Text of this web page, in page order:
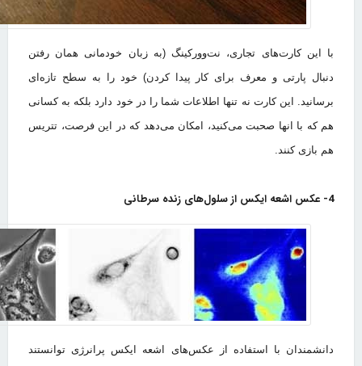
با این کارت‌های تجاری، نت‌وورکینگ (به زبان خودمانی همان رفتن
دنبال پارتی و معرف برای کار پیدا کردن) خود را به سطح تازه‌ای
برسانید. این کارت نه تنها اطلاعات شما را در خود دارد بلکه به کسانی
هم که با انها صحبت می‌کنید، امکان می‌دهد که در این فرصت، تتریس
هم بازی کنند.
4- عکس اشعه ایکس از سلول‌های زنده سرطانی
دانشمندان با استفاده از عکس‌های اشعه ایکس پرانرژی توانستند